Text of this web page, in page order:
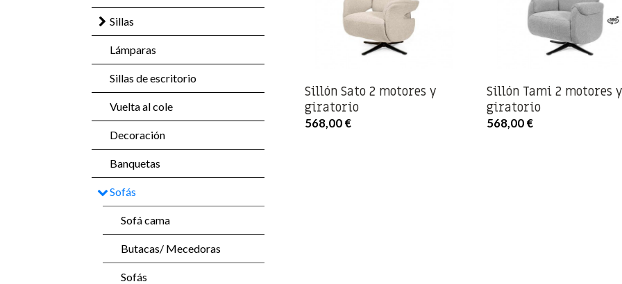
Sillas
Lámparas
Sillas de escritorio
Vuelta al cole
Decoración
Banquetas
Sofás
Sofá cama
Butacas/ Mecedoras
Sofás
Sillón Sato 2 motores y
giratorio
568,00 €
Sillón Tami 2 motores
giratorio
568,00 €